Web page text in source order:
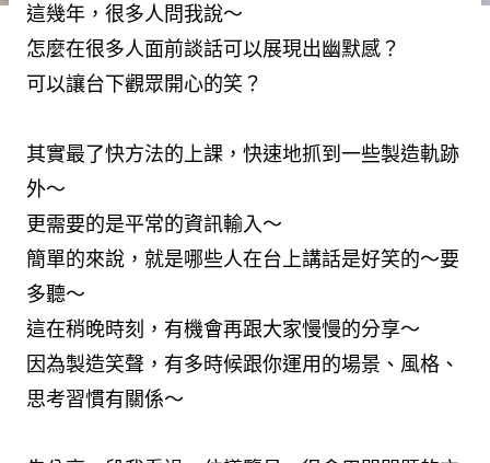
這幾年，很多人問我說～
怎麼在很多人面前談話可以展現出幽默感？
可以讓台下觀眾開心的笑？
其實最了快方法的上課，快速地抓到一些製造軌跡
外～
更需要的是平常的資訊輸入～
簡單的來說，就是哪些人在台上講話是好笑的～要
多聽～
這在稍晚時刻，有機會再跟大家慢慢的分享～
因為製造笑聲，有多時候跟你運用的場景、風格、
思考習慣有關係～